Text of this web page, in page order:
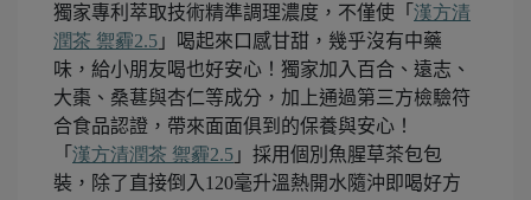
獨家專利萃取技術精準調理濃度，不僅使「 漢方清
潤茶 禦霾2.5 」喝起來口感甘甜，幾乎沒有中藥
味，給小朋友喝也好安心！獨家加入百合、遠志、
大棗、桑葚與杏仁等成分，加上通過第三方檢驗符
合食品認證，帶來面面俱到的保養與安心！
「 漢方清潤茶 禦霾2.5 」採用個別魚腥草茶包包
裝，除了直接倒入120毫升溫熱開水隨沖即喝好方